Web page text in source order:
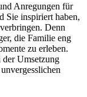
Anregungen für
Sie inspiriert haben,
Denn
die Familie eng
zu erleben.
Umsetzung